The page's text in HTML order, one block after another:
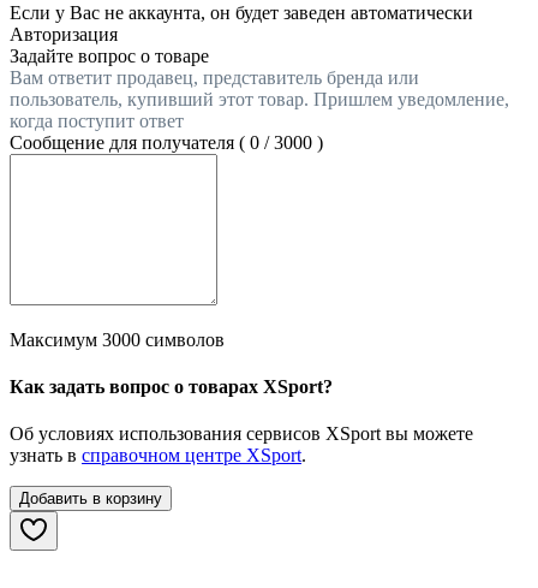
Если у Вас не аккаунта, он будет заведен автоматически
Авторизация
Задайте вопрос о товаре
Вам ответит продавец, представитель бренда или
пользователь, купивший этот товар. Пришлем уведомление,
когда поступит ответ
Сообщение для получателя ( 0 /3000 )
Максимум 3000 символов
Как задать вопрос о товарах XSport?
Об условиях использования сервисов XSport вы можете
узнать в справочном центре XSport.
Добавить в корзину